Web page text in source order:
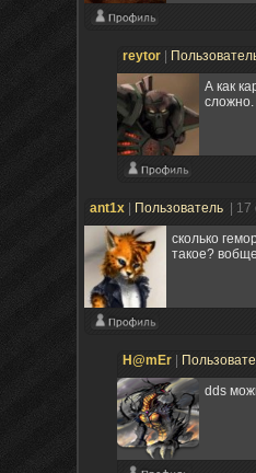
reytor
А как
сложно.
ant1x Пользователь
|
сколько
такое?
H@mEr
dds